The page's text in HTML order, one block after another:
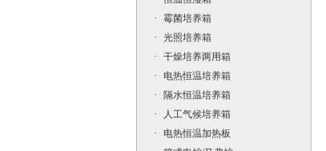
·
霉菌培养箱
·
光照培养箱
·
干燥培养两用箱
·
电热恒温培养箱
·
隔水恒温培养箱
·
人工气候培养箱
·
电热恒温加热板